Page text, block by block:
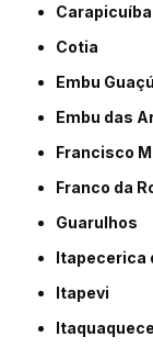
Carapicuíba
Cotia
Embu Guaçú
Embu das
Francisco
Franco da
Guarulhos
Itapecerica
Itapevi